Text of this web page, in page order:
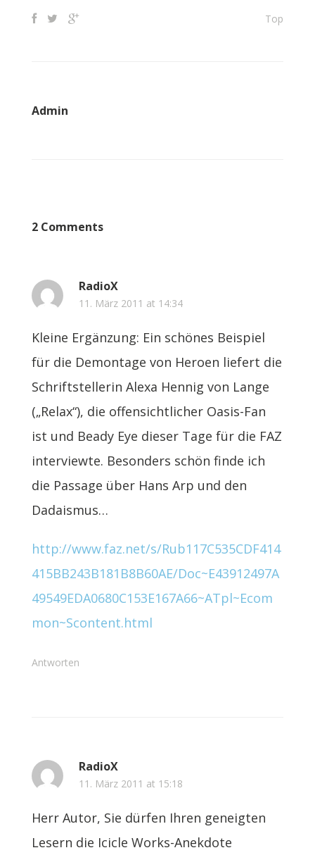
Top
Admin
2 Comments
RadioX
11. März 2011 at 14:34
Kleine Ergänzung: Ein schönes Beispiel
für die Demontage von Heroen liefert die
Schriftstellerin Alexa Hennig von Lange
(„Relax“), die offensichtlicher Oasis-Fan
ist und Beady Eye dieser Tage für die FAZ
interviewte. Besonders schön finde ich
die Passage über Hans Arp und den
Dadaismus…
http://www.faz.net/s/Rub117C535CDF414
415BB243B181B8B60AE/Doc~E43912497A
49549EDA0680C153E167A66~ATpl~Ecom
mon~Scontent.html
Antworten
RadioX
11. März 2011 at 15:18
Herr Autor, Sie dürfen Ihren geneigten
Lesern die Icicle Works-Anekdote